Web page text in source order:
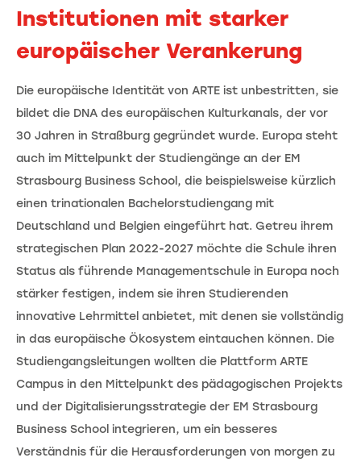
Institutionen mit starker
europäischer Verankerung
Die europäische Identität von ARTE ist unbestritten, sie
bildet die DNA des europäischen Kulturkanals, der vor
30 Jahren in Straßburg gegründet wurde. Europa steht
auch im Mittelpunkt der Studiengänge an der EM
Strasbourg Business School, die beispielsweise kürzlich
einen trinationalen Bachelorstudiengang mit
Deutschland und Belgien eingeführt hat. Getreu ihrem
strategischen Plan 2022-2027 möchte die Schule ihren
Status als führende Managementschule in Europa noch
stärker festigen, indem sie ihren Studierenden
innovative Lehrmittel anbietet, mit denen sie vollständig
in das europäische Ökosystem eintauchen können. Die
Studiengangsleitungen wollten die Plattform ARTE
Campus in den Mittelpunkt des pädagogischen Projekts
und der Digitalisierungsstrategie der EM Strasbourg
Business School integrieren, um ein besseres
Verständnis für die Herausforderungen von morgen zu